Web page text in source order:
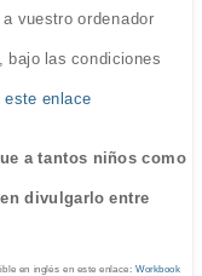
vuestro ordenador
bajo las condiciones
este enlace
a tantos niños como
divulgarlo entre
en inglés en este enlace:Workbook